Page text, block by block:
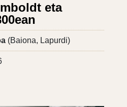
eta
(Baiona, Lapurdi)